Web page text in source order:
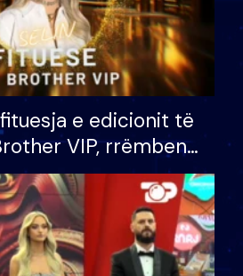
e edicionit të
VIP, rrëmben
prej 100 mijë eurosh